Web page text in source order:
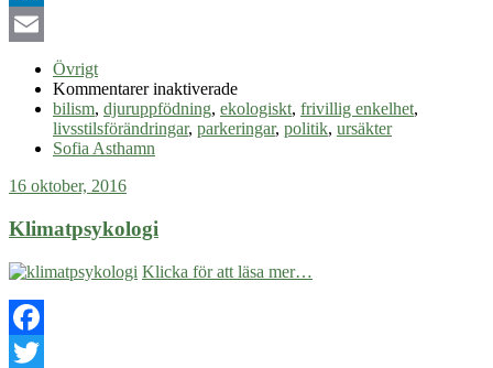
LinkedIn
Övrigt
Kommentarer inaktiveradeför
Tappa
inte
bilism, djuruppfödning, ekologiskt, frivillig enkelhet,
livsstilsförändringar, parkeringar, politik, ursäkter
Sofia Asthamn
16 oktober, 2016
Klimatpsykologi
Klicka för att läsa mer…
Facebook